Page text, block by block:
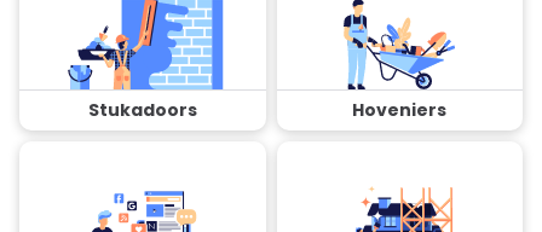
Stukadoors Hoveniers